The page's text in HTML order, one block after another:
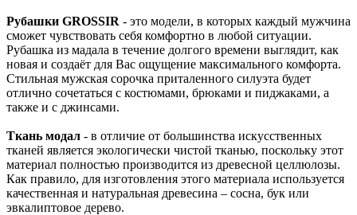
Рубашки GROSSIR - это модели, в которых каждый мужчина
сможет чувствовать себя комфортно в любой ситуации.
Рубашка из мадала в течение долгого времени выглядит, как
новая и создаёт для Вас ощущение максимального комфорта.
Стильная мужская сорочка приталенного силуэта будет
отлично сочетаться с костюмами, брюками и пиджаками, а
также и с джинсами.
Ткань модал - в отличие от большинства искусственных
тканей является экологически чистой тканью, поскольку этот
материал полностью производится из древесной целлюлозы.
Как правило, для изготовления этого материала используется
качественная и натуральная древесина – сосна, бук или
эвкалиптовое дерево.